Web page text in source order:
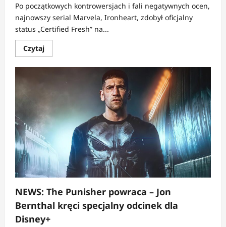
Po początkowych kontrowersjach i fali negatywnych ocen,
najnowszy serial Marvela, Ironheart, zdobył oficjalny
status „Certified Fresh” na...
CzytajDowiedz
się
o
Ironheart
„Certified
Fresh”
na
Rotten
Tomatoes
NEWS: The Punisher powraca – Jon
Bernthal kręci specjalny odcinek dla
Disney+